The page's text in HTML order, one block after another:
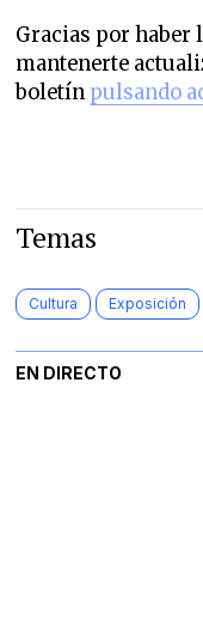
Gracias por haber
mantenerte
boletín pulsando
Temas
Cultura Exposición
EN DIRECTO